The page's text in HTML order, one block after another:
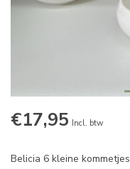
€17,95 Incl. btw
Belicia 6 kleine kommetjes